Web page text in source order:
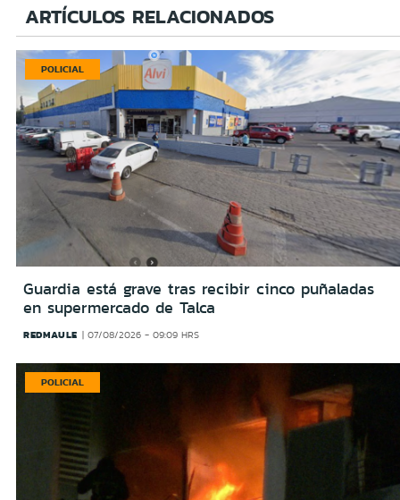
ARTÍCULOS RELACIONADOS
POLICIAL
Guardia está grave tras recibir cinco puñaladas
en supermercado de Talca
REDMAULE 07/08/2026 - 09:09 HRS
POLICIAL